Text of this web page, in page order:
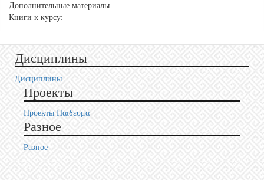
Дополнительные материалы
Книги к курсу:
Дисциплины
Дисциплины
Проекты
Проекты Пαιδευμα
Разное
Разное